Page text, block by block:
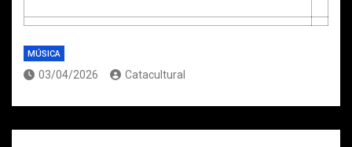
MÚSICA
03/04/2026 Catacultural